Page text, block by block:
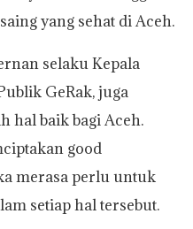
yang sehat di Aceh.
selaku Kepala
GeRak, juga
hal baik bagi Aceh.
good
merasa perlu untuk
setiap hal tersebut.